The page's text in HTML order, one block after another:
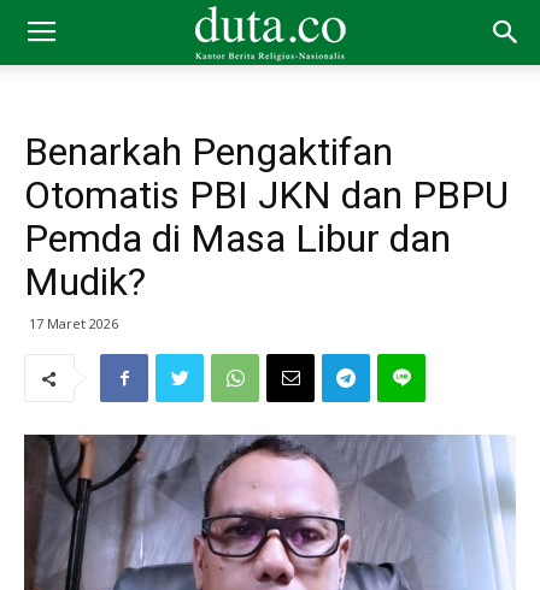
Benarkah Pengaktifan
Otomatis PBI JKN dan PBPU
Pemda di Masa Libur dan
Mudik?
17 Maret 2026